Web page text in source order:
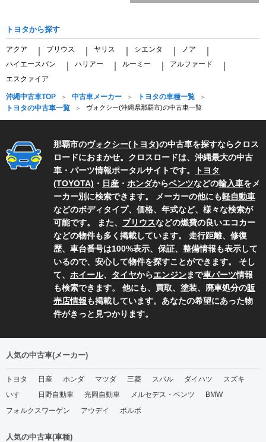
トヨタから探す
アクア プリウス ヤリス シエンタ ノア
ハイエースバン ハリアー ルーミー アルファード
エスクァイア
沖縄中古車TOP 中古車メーカー
トヨタの車種一覧
トヨタの中古車一覧
ヴォクシー(沖縄県那覇市)の中古車一覧
那覇市のヴォクシー( トヨタ)の中古車を探すならクロス
ロードにおまかせ。クロスロードは、沖縄最大の中古
車・パーツ情報ポータルサイトです。
トヨタ
(TOYOTA) ・ 日産 ・ ホンダからベンツなどの輸入車をメ
ーカー別に検索できます。 メーカーの他にも軽自動車
などのボディタイプ、価格、年式など、様々な検索が
可能です。 また、 プリウスなどの燃費の良いエコカー
などの物件も多く掲載しています。 走行距離、修復
歴、車台番号は100%表示、保証、整備情報も表示して
いるので、安心して物件を探すことができます。 そし
て、 ホイール、 タイヤからエンジンまで車パーツ情報
も検索できます。 他にも、買取、塗装、廃車処分の販
売店情報も掲載しています。あなたの希望にあった物
件がきっと見つかります。
人気の中古車(メーカー)
トヨタ 日産 ホンダ マツダ 三菱 スバル ダイハツ
スズキ
いすゞ
日野自動車 光岡自動車 メルセデス・ベンツ
BMW
フォルクスワーゲン
アウデイ ボルボ
人気の中古車(車種)